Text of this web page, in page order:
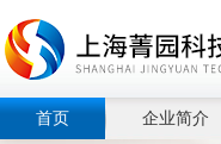
首页 企业简介